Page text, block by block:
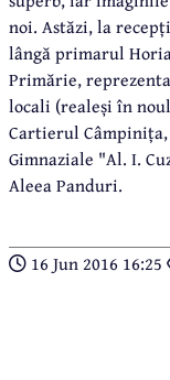
noi. Astăzi, la
lângă primarul
Primărie,
locali (realeși în
Cartierul
Gimnaziale "Al. I.
Aleea Panduri.
16 Jun 2016 16:25